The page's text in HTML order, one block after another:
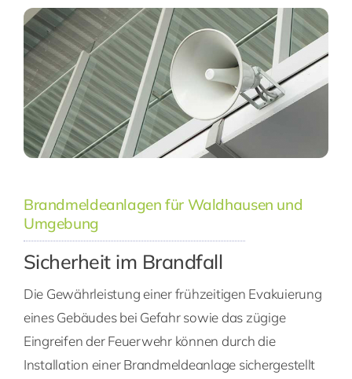
Brandmeldeanlagen für Waldhausen und
Umgebung
Sicherheit im Brandfall
Die Gewährleistung einer frühzeitigen Evakuierung
eines Gebäudes bei Gefahr sowie das zügige
Eingreifen der Feuerwehr können durch die
Installation einer Brandmeldeanlage sichergestellt